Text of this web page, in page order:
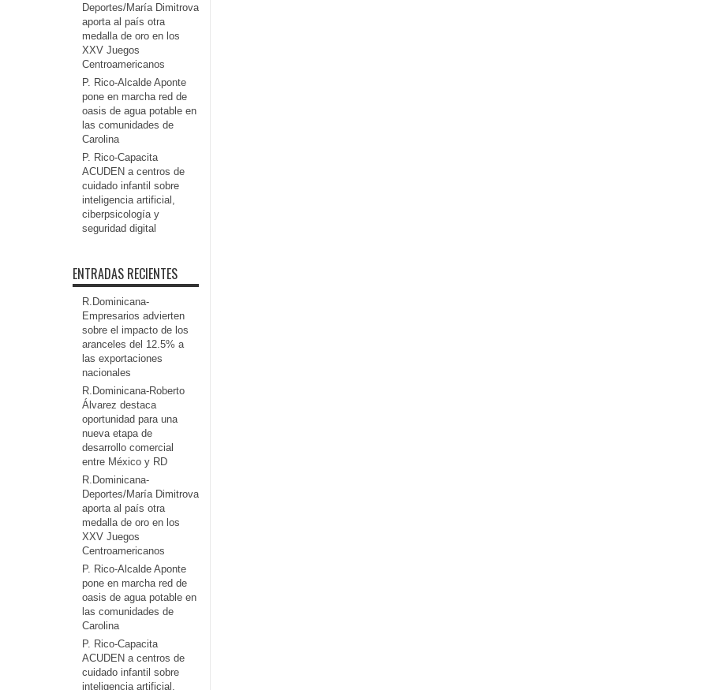
Deportes/María Dimitrova
aporta al país otra
medalla de oro en los
XXV Juegos
Centroamericanos
P. Rico-Alcalde Aponte
pone en marcha red de
oasis de agua potable en
las comunidades de
Carolina
P. Rico-Capacita
ACUDEN a centros de
cuidado infantil sobre
inteligencia artificial,
ciberpsicología y
seguridad digital
ENTRADAS RECIENTES
R.Dominicana-
Empresarios advierten
sobre el impacto de los
aranceles del 12.5% a
las exportaciones
nacionales
R.Dominicana-Roberto
Álvarez destaca
oportunidad para una
nueva etapa de
desarrollo comercial
entre México y RD
R.Dominicana-
Deportes/María Dimitrova
aporta al país otra
medalla de oro en los
XXV Juegos
Centroamericanos
P. Rico-Alcalde Aponte
pone en marcha red de
oasis de agua potable en
las comunidades de
Carolina
P. Rico-Capacita
ACUDEN a centros de
cuidado infantil sobre
inteligencia artificial,